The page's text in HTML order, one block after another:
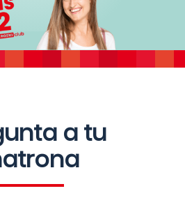
a tu